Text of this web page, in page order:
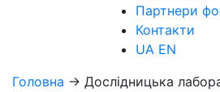
Партнери
Контакти
UA EN
Головна → Дослідницька